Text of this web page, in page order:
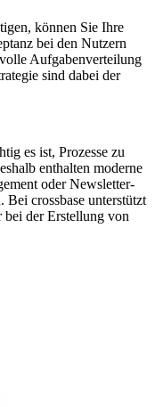
können Sie Ihre
bei den Nutzern
Aufgabenverteilung
sind dabei der
es ist, Prozesse zu
enthalten moderne
oder Newsletter-
Bei crossbase unterstützt
der Erstellung von